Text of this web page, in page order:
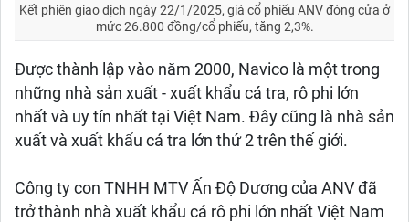
Kết phiên giao dịch ngày 22/1/2025, giá cổ phiếu ANV đóng cửa ở
mức 26.800 đồng/cổ phiếu, tăng 2,3%.
Được thành lập vào năm 2000, Navico là một trong
những nhà sản xuất - xuất khẩu cá tra, rô phi lớn
nhất và uy tín nhất tại Việt Nam. Đây cũng là nhà sản
xuất và xuất khẩu cá tra lớn thứ 2 trên thế giới.
Công ty con TNHH MTV Ấn Độ Dương của ANV đã
trở thành nhà xuất khẩu cá rô phi lớn nhất Việt Nam